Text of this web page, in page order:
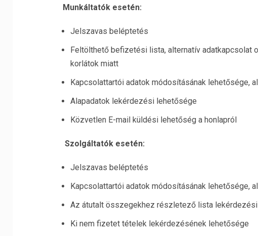
Munkáltatók esetén:
Jelszavas beléptetés
Feltölthető befizetési lista, alternatív adatkapcsolat
korlátok miatt
Kapcsolattartói adatok módosításának lehetősége,
Alapadatok lekérdezési lehetősége
Közvetlen E-mail küldési lehetőség a honlapról
Szolgáltatók esetén:
Jelszavas beléptetés
Kapcsolattartói adatok módosításának lehetősége,
Az átutalt összegekhez részletező lista
Ki nem fizetet tételek lekérdezésének lehetősége